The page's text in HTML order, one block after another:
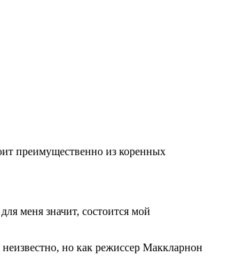
преимущественно из коренных
меня значит, состоится мой
но как режиссер Маккларнон